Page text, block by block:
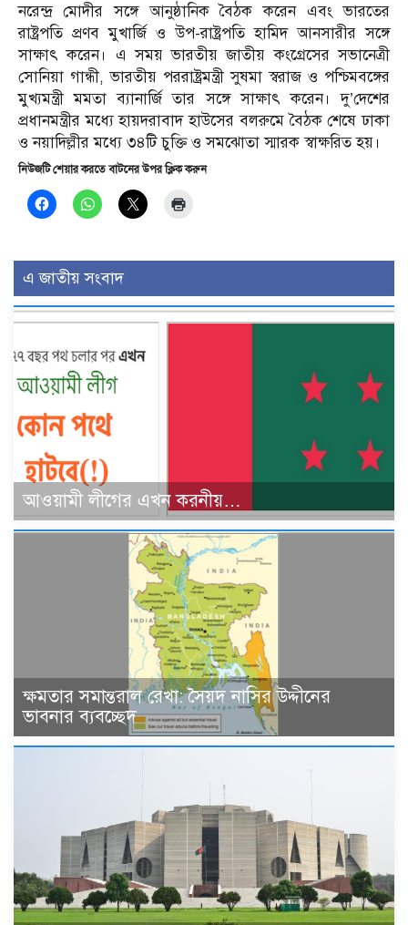
নরেন্দ্র মোদীর সঙ্গে আনুষ্ঠানিক বৈঠক করেন এবং ভারতের
রাষ্ট্রপতি প্রণব মুখার্জি ও উপ-রাষ্ট্রপতি হামিদ আনসারীর সঙ্গে
সাক্ষাৎ করেন। এ সময় ভারতীয় জাতীয় কংগ্রেসের সভানেত্রী
সোনিয়া গান্ধী, ভারতীয় পররাষ্ট্রমন্ত্রী সুষমা স্বরাজ ও পশ্চিমবঙ্গের
মুখ্যমন্ত্রী মমতা ব্যানার্জি তার সঙ্গে সাক্ষাৎ করেন। দু’দেশের
প্রধানমন্ত্রীর মধ্যে হায়দরাবাদ হাউসের বলরুমে বৈঠক শেষে ঢাকা
ও নয়াদিল্লীর মধ্যে ৩৪টি চুক্তি ও সমঝোতা স্মারক স্বাক্ষরিত হয়।
নিউজটি শেয়ার করতে বাটনের উপর ক্লিক করুন
এ জাতীয় সংবাদ
আওয়ামী লীগের এখন করনীয়…
ক্ষমতার সমান্তরাল রেখা: সৈয়দ নাসির উদ্দীনের
ভাবনার ব্যবচ্ছেদ